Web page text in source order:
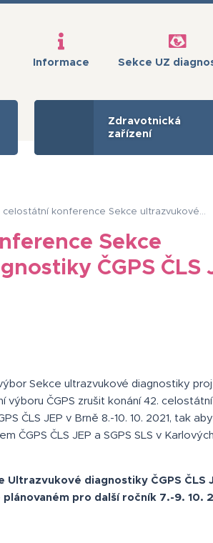
Informace Sekce UZ
Zdravotnická
zařízení
celostátní konference Sekce ultrazvukové…
Sekce
ČGPS ČLS
Sekce ultrazvukové diagnostiky
výboru ČGPS zrušit konání 42.
ČLS JEP v Brně 8.-10. 10. 2021, tak
ČGPS ČLS JEP a SGPS SLS v
diagnostiky ČGPS ČLS
pro další ročník 7.-9. 10.